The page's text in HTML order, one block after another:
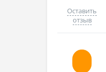
Оставить
отзыв